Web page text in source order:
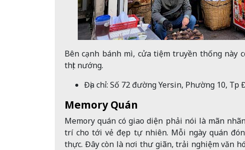
Bên cạnh bánh mì, cửa tiệm truyền thống này
thịt nướng.
Địa chỉ: Số 72 đường Yersin, Phường 10, Tp
Memory Quán
Memory quán có giao diện phải nói là mãn
trí cho tới vẻ đẹp tự nhiên. Mỗi ngày quán
thực. Đây còn là nơi thư giãn, trải nghiệm văn